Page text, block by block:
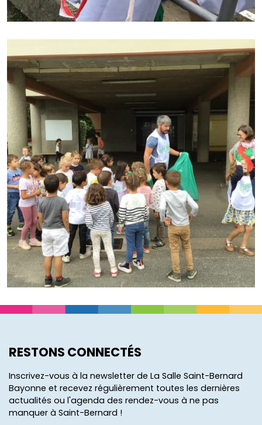
RESTONS CONNECTÉS
Inscrivez-vous à la newsletter de La Salle Saint-Bernard
Bayonne et recevez régulièrement toutes les dernières
actualités ou l'agenda des rendez-vous à ne pas
manquer à Saint-Bernard !